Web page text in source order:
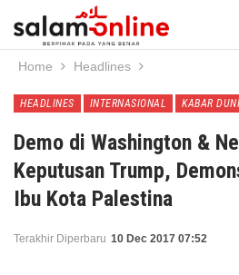
Home Headlines
HEADLINES INTERNASIONAL KABAR
Demo di Washington &
Keputusan Trump,
Ibu Kota Palestina
Terakhir Diperbaru 10 Dec 2017 07:52